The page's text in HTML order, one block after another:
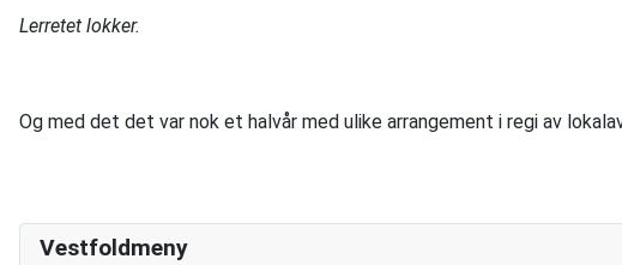
Vestfoldmeny
Lerretet lokker.
Og med det det var nok et halvår med ulike arrangement i regi av